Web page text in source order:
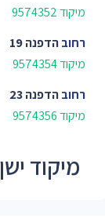
מיקוד 9574352
רחובהדפנה 19
מיקוד 9574354
רחובהדפנה 23
מיקוד 9574356
מיקוד